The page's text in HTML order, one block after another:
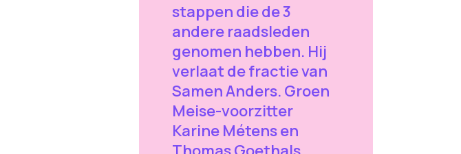
stappen die de 3
andere raadsleden
genomen hebben. Hij
verlaat de fractie van
Samen Anders. Groen
Meise-voorzitter
Karine Métens en